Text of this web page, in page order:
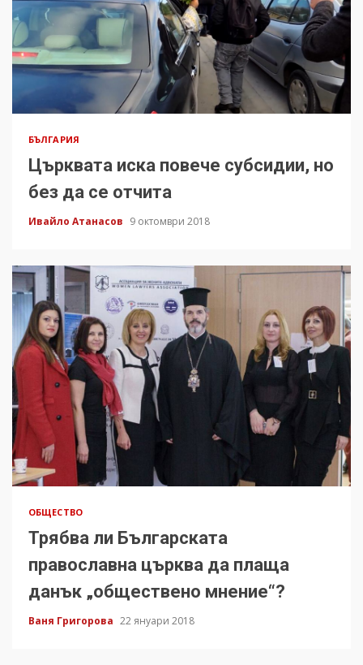
БЪЛГАРИЯ
Църквата иска повече субсидии, но
без да се отчита
Ивайло Атанасов 9 октомври 2018
ОБЩЕСТВО
Трябва ли Българската
православна църква да плаща
данък „обществено мнение“?
Ваня Григорова 22 януари 2018